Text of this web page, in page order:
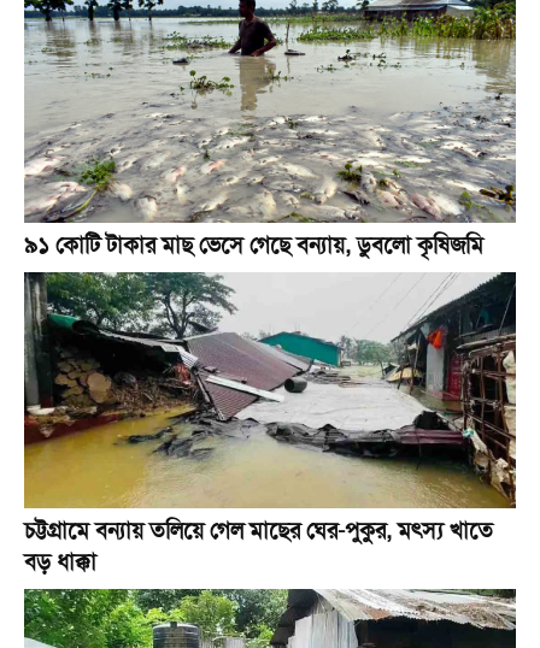
৯১ কোটি টাকার মাছ ভেসে গেছে বন্যায়, ডুবলো কৃষিজমি
চট্টগ্রামে বন্যায় তলিয়ে গেল মাছের ঘের-পুকুর, মৎস্য খাতে
বড় ধাক্কা